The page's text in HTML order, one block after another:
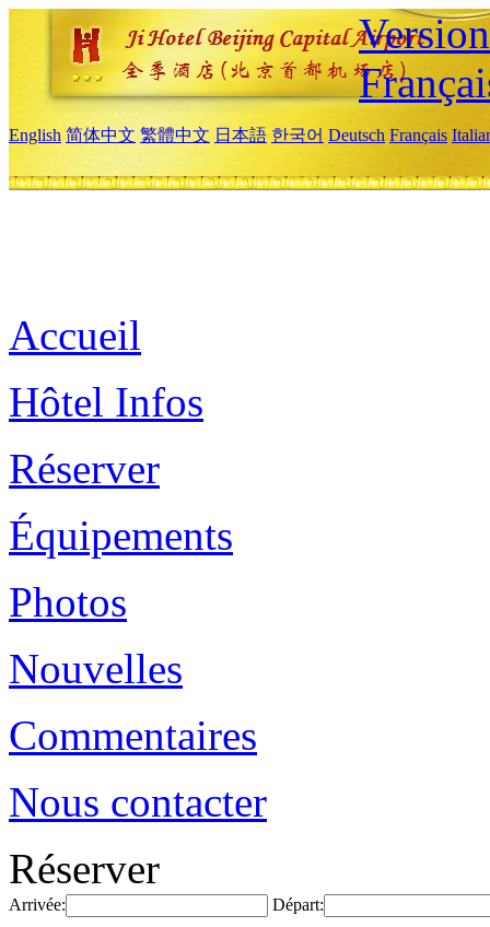
English 简体中文 繁體中文 日本語 한국어 Deutsch Français
Accueil
Hôtel Infos
Réserver
Équipements
Photos
Nouvelles
Commentaires
Nous contacter
Réserver
Arrivée: Départ: